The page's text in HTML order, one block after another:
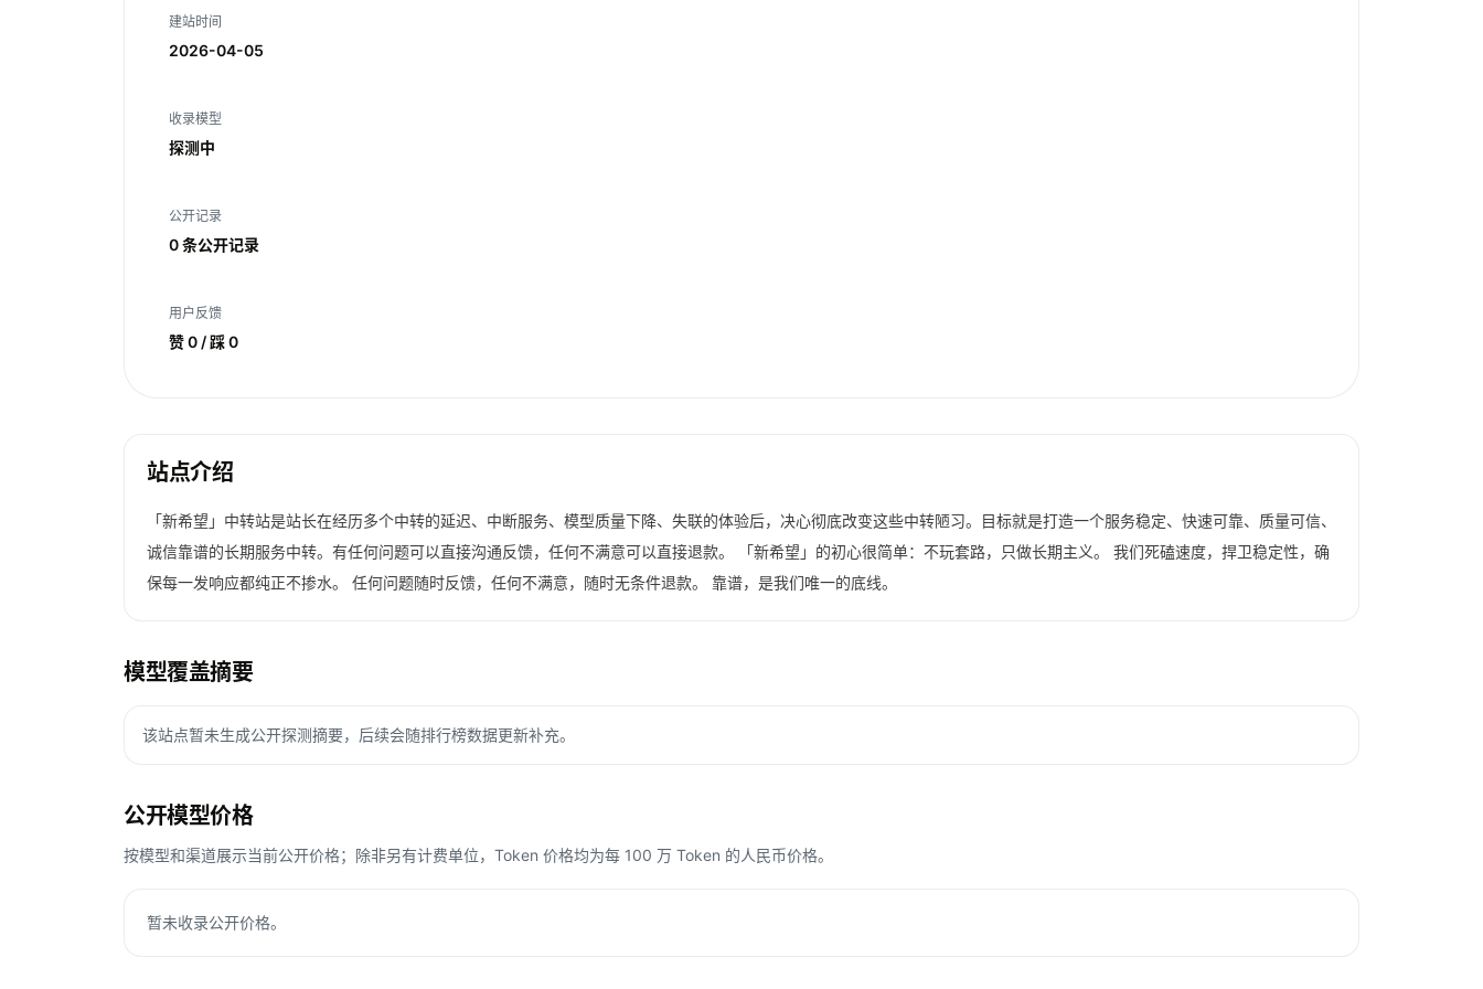
建站时间
2026-04-05
收录模型
探测中
公开记录
0 条公开记录
用户反馈
赞 0 / 踩 0
站点介绍
「新希望」中转站是站长在经历多个中转的延迟、中断服务、模型质量下降、失联的体验后，决心彻底改变这些中转陋习。目标就是打造一个服务稳定、快速可靠、质量可信、
诚信靠谱的长期服务中转。有任何问题可以直接沟通反馈，任何不满意可以直接退款。 「新希望」的初心很简单：不玩套路，只做长期主义。 我们死磕速度，捍卫稳定性，确
保每一发响应都纯正不掺水。 任何问题随时反馈，任何不满意，随时无条件退款。 靠谱，是我们唯一的底线。
模型覆盖摘要
该站点暂未生成公开探测摘要，后续会随排行榜数据更新补充。
公开模型价格
按模型和渠道展示当前公开价格；除非另有计费单位，Token 价格均为每 100 万 Token 的人民币价格。
暂未收录公开价格。